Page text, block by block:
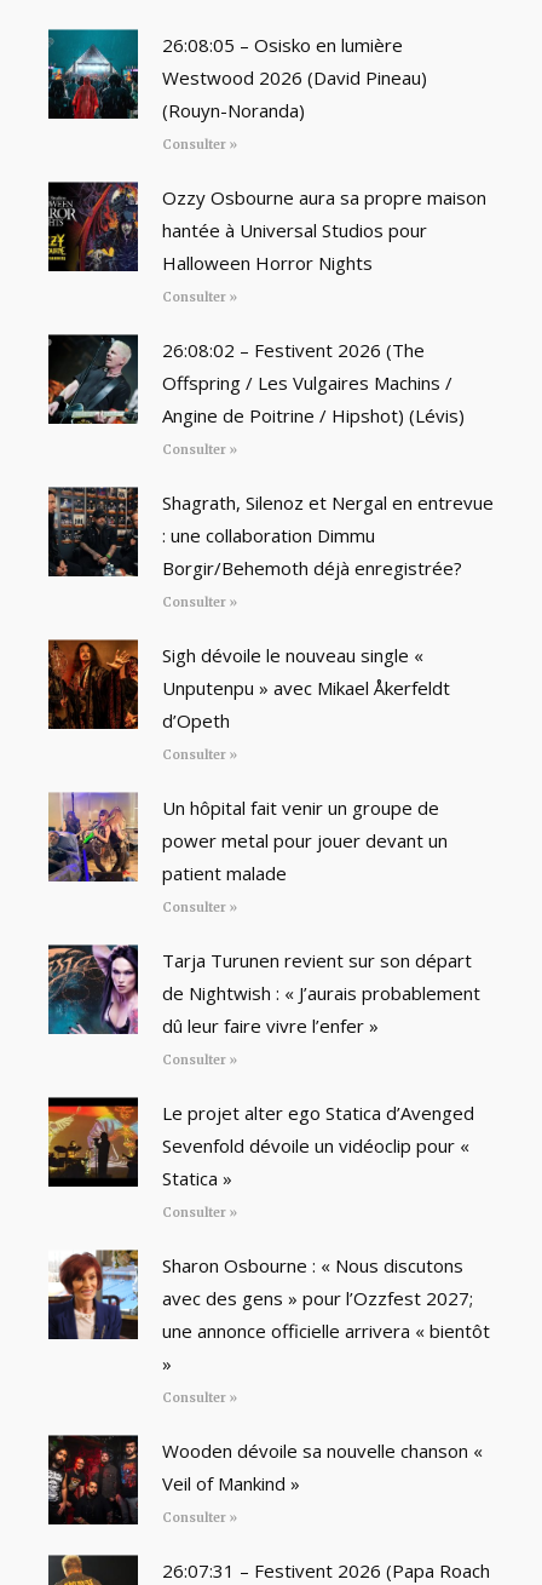
26:08:05 – Osisko en lumière
Westwood 2026 (David Pineau)
(Rouyn-Noranda)
Consulter »
Ozzy Osbourne aura sa propre maison
hantée à Universal Studios pour
Halloween Horror Nights
Consulter »
26:08:02 – Festivent 2026 (The
Offspring / Les Vulgaires Machins /
Angine de Poitrine / Hipshot) (Lévis)
Consulter »
Shagrath, Silenoz et Nergal en entrevue
: une collaboration Dimmu
Borgir/Behemoth déjà enregistrée?
Consulter »
Sigh dévoile le nouveau single «
Unputenpu » avec Mikael Åkerfeldt
d’Opeth
Consulter »
Un hôpital fait venir un groupe de
power metal pour jouer devant un
patient malade
Consulter »
Tarja Turunen revient sur son départ
de Nightwish : « J’aurais probablement
dû leur faire vivre l’enfer »
Consulter »
Le projet alter ego Statica d’Avenged
Sevenfold dévoile un vidéoclip pour «
Statica »
Consulter »
Sharon Osbourne : « Nous discutons
avec des gens » pour l’Ozzfest 2027;
une annonce officielle arrivera « bientôt
»
Consulter »
Wooden dévoile sa nouvelle chanson «
Veil of Mankind »
Consulter »
26:07:31 – Festivent 2026 (Papa Roach